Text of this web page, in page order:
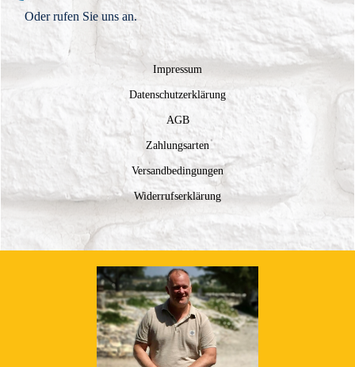
Oder rufen Sie uns an.
Impressum
Datenschutzerklärung
AGB
Zahlungsarten
Versandbedingungen
Widerrufserklärung